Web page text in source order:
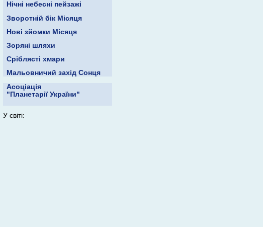
Нічні небесні пейзажі
Зворотній бік Місяця
Нові зйомки Місяця
Зоряні шляхи
Сріблясті хмари
Мальовничий захід Сонця
Асоціація
"Планетарії України"
У світі: